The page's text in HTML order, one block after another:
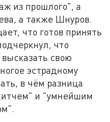
из прошлого", а
а также Шнуров.
что готов принять
что
свою
эстрадному
в чём разница
и "умнейшим